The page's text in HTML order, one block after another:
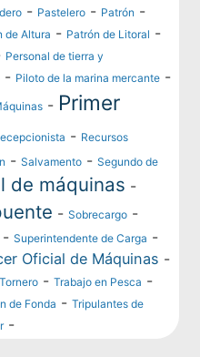
- Pastelero - Patrón -
de Altura - Patrón de Litoral -
Personal de tierra y
- Piloto de la marina mercante -
- Primer
- Recursos
-Salvamento -Segundo de
de máquinas -
-Sobrecargo -
-Superintendente de Carga -
Oficial de Máquinas -
Tornero -Trabajo en Pesca -
de Fonda -Tripulantes de
-